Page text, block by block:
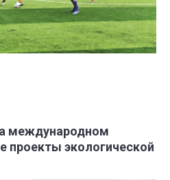
международном
проекты экологической